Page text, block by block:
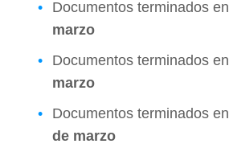
Documentos terminados en
marzo
Documentos terminados en
marzo
Documentos terminados en
de marzo